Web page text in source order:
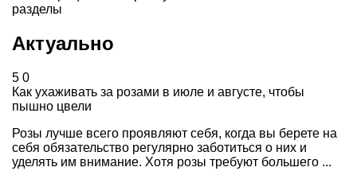
разделы
Актуально
5 0
Как ухаживать за розами в июле и августе, чтобы
пышно цвели
Розы лучше всего проявляют себя, когда вы берете на
себя обязательство регулярно заботиться о них и
уделять им внимание. Хотя розы требуют большего ...